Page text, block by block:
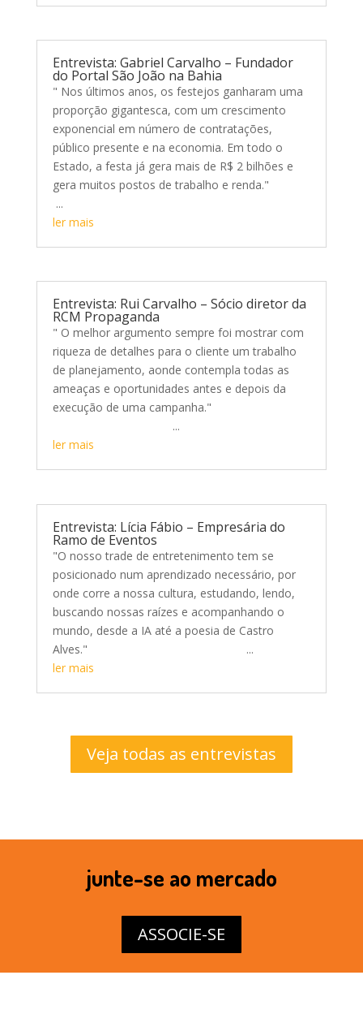
Entrevista: Gabriel Carvalho – Fundador
do Portal São João na Bahia
" Nos últimos anos, os festejos ganharam uma
proporção gigantesca, com um crescimento
exponencial em número de contratações,
público presente e na economia. Em todo o
Estado, a festa já gera mais de R$ 2 bilhões e
gera muitos postos de trabalho e renda."
...
ler mais
Entrevista: Rui Carvalho – Sócio diretor da
RCM Propaganda
" O melhor argumento sempre foi mostrar com
riqueza de detalhes para o cliente um trabalho
de planejamento, aonde contempla todas as
ameaças e oportunidades antes e depois da
execução de uma campanha."
...
ler mais
Entrevista: Lícia Fábio – Empresária do
Ramo de Eventos
"O nosso trade de entretenimento tem se
posicionado num aprendizado necessário, por
onde corre a nossa cultura, estudando, lendo,
buscando nossas raízes e acompanhando o
mundo, desde a IA até a poesia de Castro
Alves." ...
ler mais
Veja todas as entrevistas
junte-se ao mercado
ASSOCIE-SE